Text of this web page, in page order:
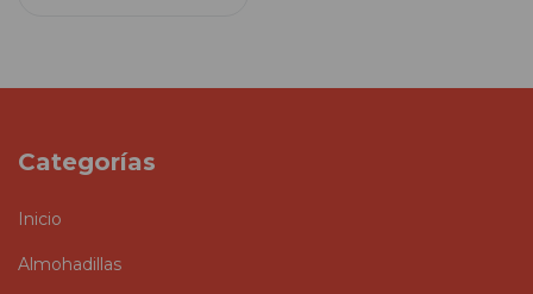
Categorías
Inicio
Almohadillas